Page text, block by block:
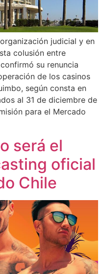
judicial y en
colusión entre
su renuncia
de los casinos
según consta en
al 31 de diciembre de
para el Mercado
será el
oficial
Chile